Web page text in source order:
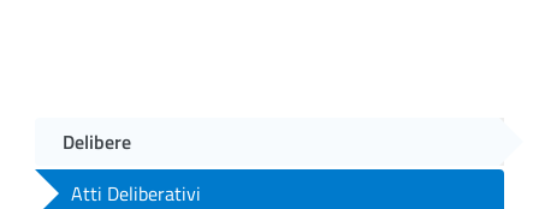
Delibere
Atti Deliberativi